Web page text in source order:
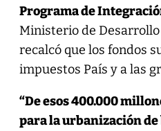
Programa de
Ministerio de
recalcó que los fondos
impuestos País y a las
“De esos 400.000
para la urbanización